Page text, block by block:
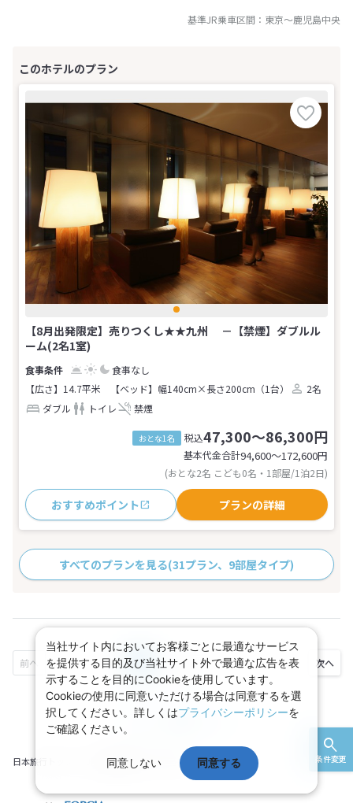
条件変更
基準JR乗車区間： 東京～鹿児島中央
【8月出発限定】売りつくし★★九州 －【禁煙】ダブルル
ーム(2名1室)
食事なし
【広さ】14.7平米
【ベッド】幅140cm×長さ200cm（1台）
2名
ダブル
トイレ 禁煙
おとな1名 税込47,300～86,300円
基本代金合計94,600〜172,600円
(おとな2名 こども0名・1部屋/1泊2日)
おすすめポイント プランの詳細
すべてのプランを見る(31プラン、9部屋タイプ)
1 2 3 ...
ページ上部へ
日本旅行トップ JR・新幹線＋ホテル一覧
当社サイト内においてお客様ごとに最適なサービス
を提供する目的及び当社サイト外で最適な広告を表
示することを目的にCookieを使用しています。
Cookieの使用に同意いただける場合は同意するを選
択してください。詳しくはプライバシーポリシーを
ご確認ください。
同意しない 同意する